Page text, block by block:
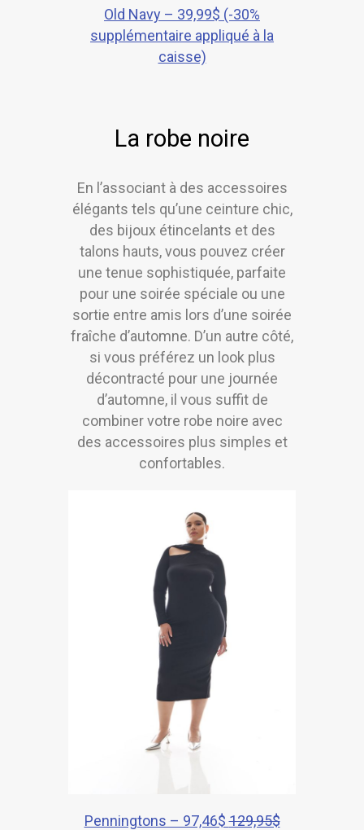
Old Navy – 39,99$ (-30%
supplémentaire appliqué à la
caisse)
La robe noire
En l’associant à des accessoires
élégants tels qu’une ceinture chic,
des bijoux étincelants et des
talons hauts, vous pouvez créer
une tenue sophistiquée, parfaite
pour une soirée spéciale ou une
sortie entre amis lors d’une soirée
fraîche d’automne. D’un autre côté,
si vous préférez un look plus
décontracté pour une journée
d’automne, il vous suffit de
combiner votre robe noire avec
des accessoires plus simples et
confortables.
Penningtons – 97,46$129,95$